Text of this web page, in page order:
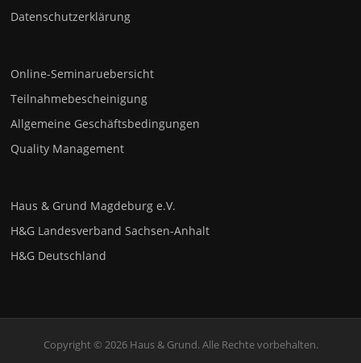
Datenschutzerklärung
Online-Seminaruebersicht
Teilnahmebescheinigung
Allgemeine Geschäftsbedingungen
Quality Management
Haus & Grund Magdeburg e.V.
H&G Landesverband Sachsen-Anhalt
H&G Deutschland
Copyright © 2026 Haus & Grund. Alle Rechte vorbehalten.